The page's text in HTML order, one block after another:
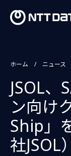
ホーム ニュース
JSOL、
ン向け
Ship」
社JSOL）